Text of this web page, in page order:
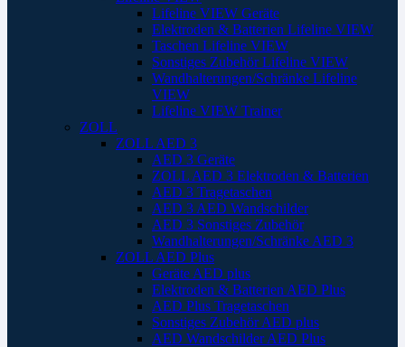
Lifeline VIEW Geräte
Elektroden & Batterien Lifeline VIEW
Taschen Lifeline VIEW
Sonstiges Zubehör Lifeline VIEW
Wandhalterungen/Schränke Lifeline
VIEW
Lifeline VIEW Trainer
ZOLL
ZOLL AED 3
AED 3 Geräte
ZOLL AED 3 Elektroden & Batterien
AED 3 Tragetaschen
AED 3 AED Wandschilder
AED 3 Sonstiges Zubehör
Wandhalterungen/Schränke AED 3
ZOLL AED Plus
Geräte AED plus
Elektroden & Batterien AED Plus
AED Plus Tragetaschen
Sonstiges Zubehör AED plus
AED Wandschilder AED Plus